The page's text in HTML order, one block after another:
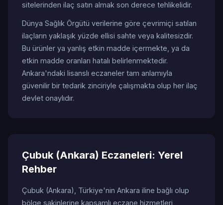
sitelerinden ilaç satın almak son derece tehlikelidir.
Dünya Sağlık Örgütü verilerine göre çevrimiçi satılan
ilaçların yaklaşık yüzde ellisi sahte veya kalitesizdir.
Bu ürünler ya yanlış etkin madde içermekte, ya da
etkin madde oranları hatalı belirlenmektedir.
Ankara'ndaki lisanslı eczaneler tam anlamıyla
güvenilir bir tedarik zinciriyle çalışmakta olup her ilaç
devlet onaylıdır.
Çubuk (Ankara) Eczaneleri: Yerel
Rehber
Çubuk (Ankara), Türkiye'nin Ankara iline bağlı olup
bölge sakinlerine kapsamlı eczane hizmetleri